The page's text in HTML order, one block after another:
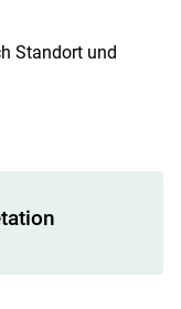
Standort und